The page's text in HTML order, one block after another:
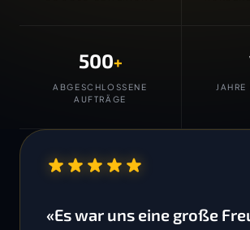
500+
ABGESCHLOSSENE
AUFTRÄGE
JAHRE
«Es war uns eine große